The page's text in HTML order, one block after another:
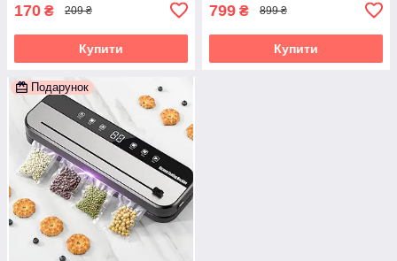
170 ₴ 209 ₴
Купити
799 ₴ 899 ₴
Купити
Подарунок